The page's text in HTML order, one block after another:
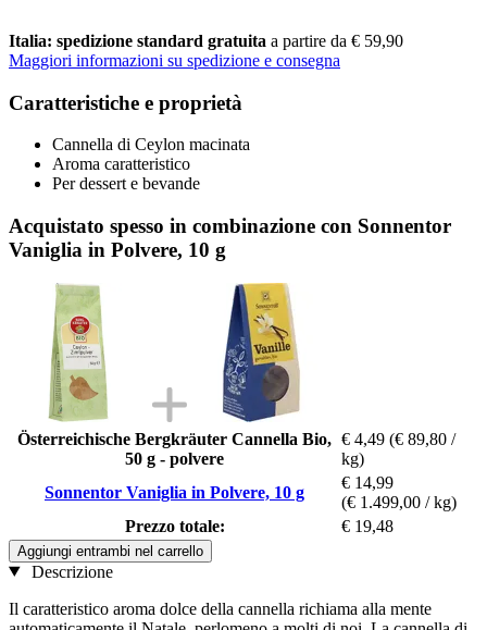
Italia: spedizione standard gratuita a partire da € 59,90
Maggiori informazioni su spedizione e consegna
Caratteristiche e proprietà
Cannella di Ceylon macinata
Aroma caratteristico
Per dessert e bevande
Acquistato spesso in combinazione con Sonnentor
Vaniglia in Polvere, 10 g
Österreichische Bergkräuter Cannella Bio,
50 g - polvere
€ 4,49 (€ 89,80 /
kg)
Sonnentor Vaniglia in Polvere, 10 g
€ 14,99
(€ 1.499,00 / kg)
Prezzo totale:
€ 19,48
Aggiungi entrambi nel carrello
Descrizione
Il caratteristico aroma dolce della cannella richiama alla mente